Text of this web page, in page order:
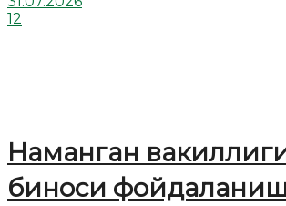
12
Наманган
биноси